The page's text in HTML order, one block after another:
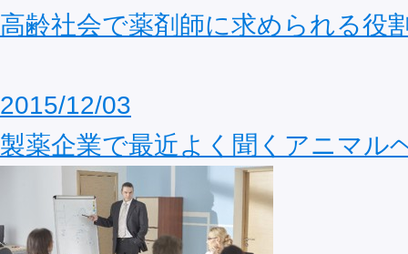
高齢社会で薬剤師に求められる役
2015/12/03
製薬企業で最近よく聞くアニマル